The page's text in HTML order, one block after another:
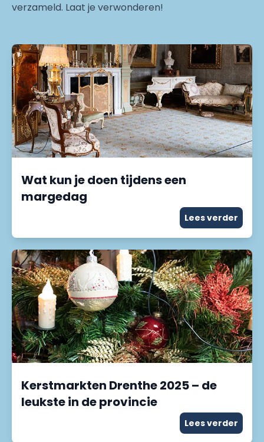
verzameld. Laat je verwonderen!
Wat kun je doen tijdens een
margedag
Lees verder
Kerstmarkten Drenthe 2025 – de
leukste in de provincie
Lees verder